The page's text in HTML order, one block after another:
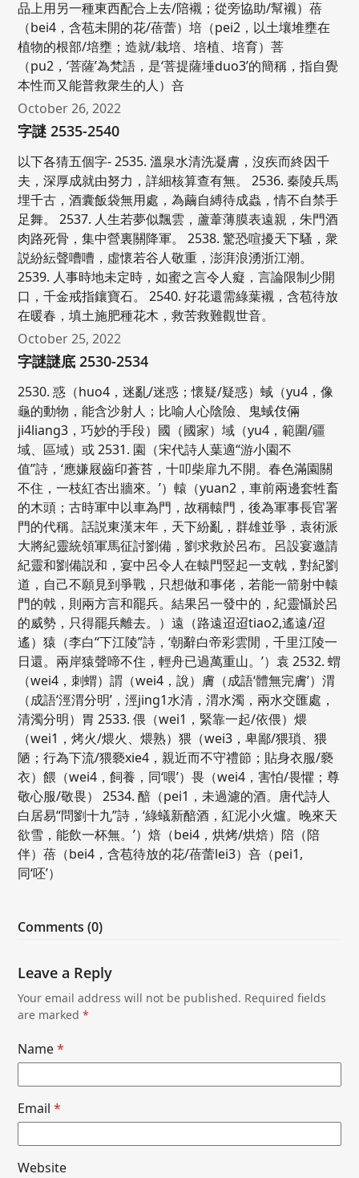
品上用另一種東西配合上去/陪襯；從旁協助/幫襯）蓓
（bei4，含苞未開的花/蓓蕾）培（pei2，以土壤堆壅在
植物的根部/培壅；造就/栽培、培植、培育）菩
（pu2，‘菩薩’為梵語，是‘菩提薩埵duo3’的簡稱，指自覺
本性而又能普救衆生的人）咅
October 26, 2022
字謎 2535-2540
以下各猜五個字- 2535. 溫泉水清洗凝膚，沒疾而終因千
夫，深厚成就由努力，詳細核算查有無。 2536. 秦陵兵馬
埋千古，酒囊飯袋無用處，為繭自縛待成蟲，情不自禁手
足舞。 2537. 人生若夢似飄雲，蘆葦薄膜表遠親，朱門酒
肉路死骨，集中營裏關降軍。 2538. 驚恐喧擾天下騷，衆
説紛紜聲嘈嘈，虛懷若谷人敬重，澎湃浪湧浙江潮。
2539. 人事時地未定時，如蜜之言令人癡，言論限制少開
口，千金戒指鑲寶石。 2540. 好花還需綠葉襯，含苞待放
在暖春，填土施肥種花木，救苦救難觀世音。
October 25, 2022
字謎謎底 2530-2534
2530. 惑（huo4，迷亂/迷惑；懷疑/疑惑）蜮（yu4，像
龜的動物，能含沙射人；比喻人心陰險、鬼蜮伎倆
ji4liang3，巧妙的手段）國（國家）域（yu4，範圍/疆
域、區域）或 2531. 園（宋代詩人葉適“游小園不
值”詩，‘應嫌屐齒印蒼苔，十叩柴扉九不開。春色滿園關
不住，一枝紅杏出牆來。’）轅（yuan2，車前兩邊套牲畜
的木頭；古時軍中以車為門，故稱轅門，後為軍事長官署
門的代稱。話説東漢末年，天下紛亂，群雄並爭，袁術派
大將紀靈統領軍馬征討劉備，劉求救於呂布。呂設宴邀請
紀靈和劉備説和，宴中呂令人在轅門竪起一支戟，對紀劉
道，自己不願見到爭戰，只想做和事佬，若能一箭射中轅
門的戟，則兩方言和罷兵。結果呂一發中的，紀靈懾於呂
的威勢，只得罷兵離去。）遠（路遠迢迢tiao2,遙遠/迢
遙）猿（李白“下江陵”詩，‘朝辭白帝彩雲閒，千里江陵一
日還。兩岸猿聲啼不住，輕舟已過萬重山。’）袁 2532. 蝟
（wei4，刺蝟）謂（wei4，說）膚（成語‘體無完膚’）渭
（成語‘涇渭分明’，涇jing1水清，渭水濁，兩水交匯處，
清濁分明）胃 2533. 偎（wei1，緊靠一起/依偎）煨
（wei1，烤火/煨火、煨熟）猥（wei3，卑鄙/猥瑣、猥
陋；行為下流/猥褻xie4，親近而不守禮節；貼身衣服/褻
衣）餵（wei4，飼養，同‘喂’）畏（wei4，害怕/畏懼；尊
敬心服/敬畏） 2534. 醅（pei1，未過濾的酒。唐代詩人
白居易“問劉十九”詩，‘綠蟻新醅酒，紅泥小火爐。晚來天
欲雪，能飲一杯無。’）焙（bei4，烘烤/烘焙）陪（陪
伴）蓓（bei4，含苞待放的花/蓓蕾lei3）咅（pei1,
同‘呸’）
Comments (0)
Leave a Reply
Your email address will not be published. Required fields
are marked*
Name*
Email*
Website